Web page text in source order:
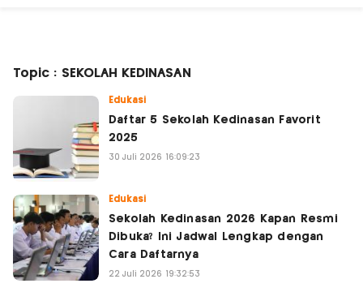
Topic : SEKOLAH KEDINASAN
Edukasi
Daftar 5 Sekolah Kedinasan Favorit
2025
30 Juli 2026 16:09:23
Edukasi
Sekolah Kedinasan 2026 Kapan Resmi
Dibuka? Ini Jadwal Lengkap dengan
Cara Daftarnya
22 Juli 2026 19:32:53